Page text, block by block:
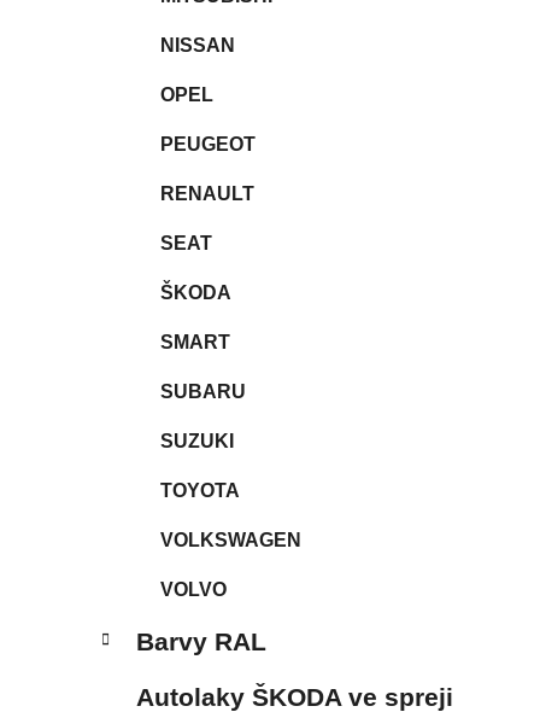
NISSAN
OPEL
PEUGEOT
RENAULT
SEAT
ŠKODA
SMART
SUBARU
SUZUKI
TOYOTA
VOLKSWAGEN
VOLVO
Barvy RAL
Autolaky ŠKODA ve spreji